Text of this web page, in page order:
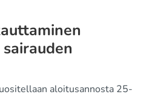
aloitusannosta 25-